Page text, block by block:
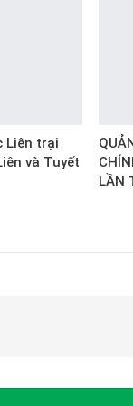
Liên trại
và Tuyết
LẦN